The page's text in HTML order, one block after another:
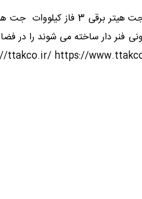
گروه صنعتی تی تاک ارسال به
فنر دار ساخته می شوند را